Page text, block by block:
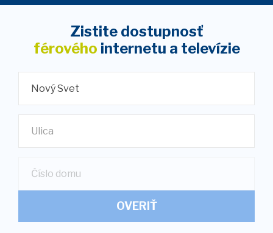
Zistite dostupnosť
férového internetu a televízie
Nový Svet
Ulica
OVERIŤ